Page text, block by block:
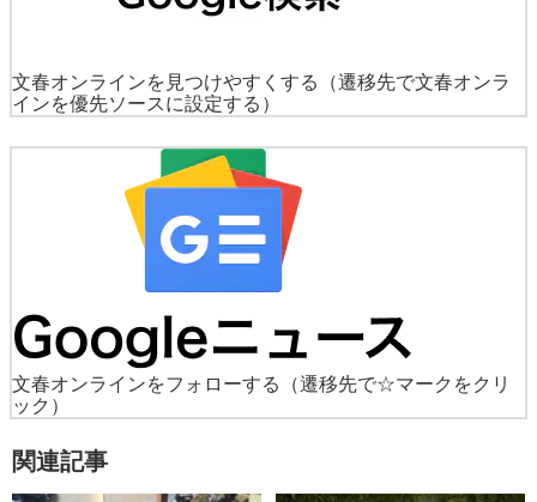
文春オンラインを見つけやすくする
（遷移先で文春オンラ
インを優先ソースに設定する）
文春オンラインをフォローする
（遷移先で☆マークをクリ
ック）
関連記事